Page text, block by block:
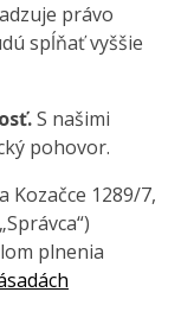
právo
spĺňať vyššie
S našimi
pohovor.
Kozačce 1289/7,
plnenia